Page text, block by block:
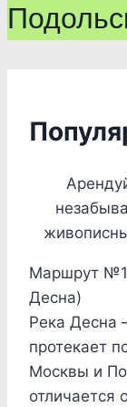
Маршрут
Десна)
Река Десна
протекает
Москвы и
отличается